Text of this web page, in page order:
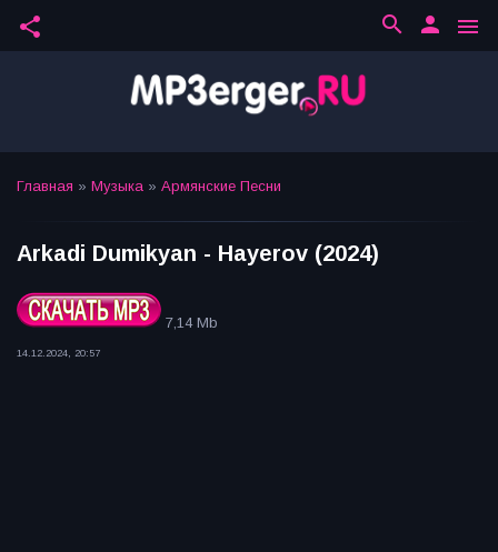
share menu
person
search
Главная » Музыка » Армянские Песни
Arkadi Dumikyan - Hayerov (2024)
7,14 Mb
14.12.2024, 20:57